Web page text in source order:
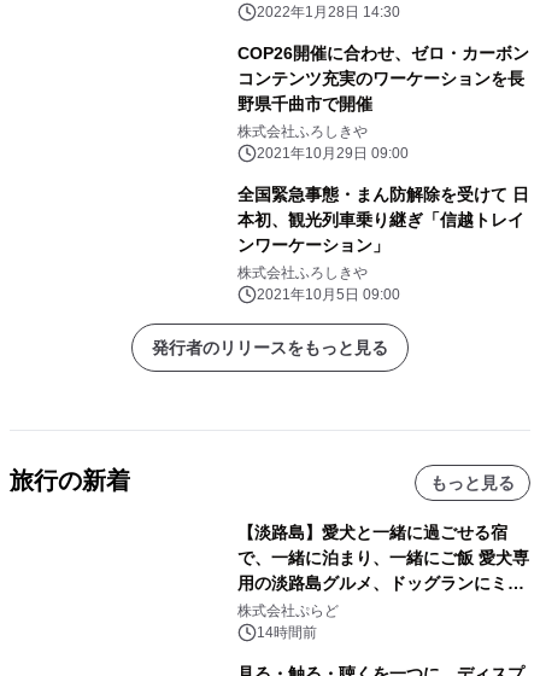
2022年1月28日 14:30
COP26開催に合わせ、ゼロ・カーボン
コンテンツ充実のワーケーションを長
野県千曲市で開催
株式会社ふろしきや
2021年10月29日 09:00
全国緊急事態・まん防解除を受けて 日
本初、観光列車乗り継ぎ「信越トレイ
ンワーケーション」
株式会社ふろしきや
2021年10月5日 09:00
発行者のリリースをもっと見る
旅行の新着 もっと見る
【淡路島】愛犬と一緒に過ごせる宿
で、一緒に泊まり、一緒にご飯 愛犬専
用の淡路島グルメ、ドッグランにミニ
プール グランピングとトレーラーハウ
スの2施設で
株式会社ぷらど
14時間前